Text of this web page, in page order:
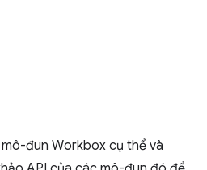
đun Workbox cụ thể và